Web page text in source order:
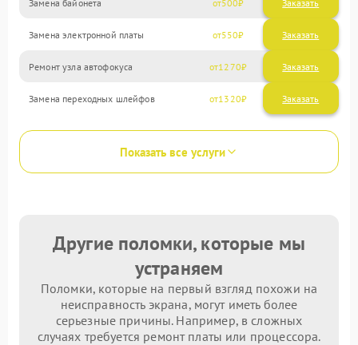
Замена байонета 500
Замена электронной платы 550
Ремонт узла автофокуса 1270
Замена переходных шлейфов 1320
Показать все услуги
Другие поломки, которые мы
устраняем
Поломки, которые на первый взгляд похожи на
неисправность экрана, могут иметь более
серьезные причины. Например, в сложных
случаях требуется ремонт платы или процессора.